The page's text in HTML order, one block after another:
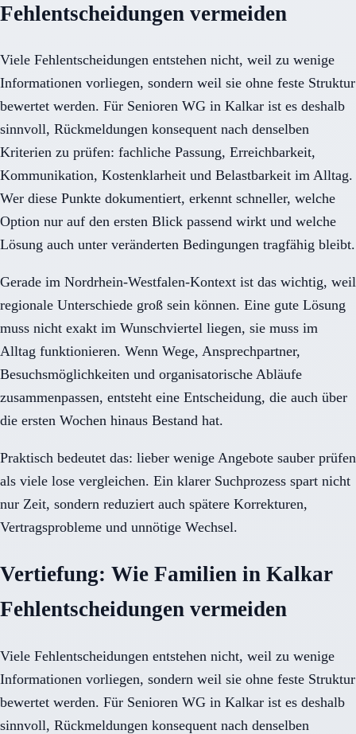
Fehlentscheidungen vermeiden
Viele Fehlentscheidungen entstehen nicht, weil zu wenige
Informationen vorliegen, sondern weil sie ohne feste Struktur
bewertet werden. Für Senioren WG in Kalkar ist es deshalb
sinnvoll, Rückmeldungen konsequent nach denselben
Kriterien zu prüfen: fachliche Passung, Erreichbarkeit,
Kommunikation, Kostenklarheit und Belastbarkeit im Alltag.
Wer diese Punkte dokumentiert, erkennt schneller, welche
Option nur auf den ersten Blick passend wirkt und welche
Lösung auch unter veränderten Bedingungen tragfähig bleibt.
Gerade im Nordrhein-Westfalen-Kontext ist das wichtig, weil
regionale Unterschiede groß sein können. Eine gute Lösung
muss nicht exakt im Wunschviertel liegen, sie muss im
Alltag funktionieren. Wenn Wege, Ansprechpartner,
Besuchsmöglichkeiten und organisatorische Abläufe
zusammenpassen, entsteht eine Entscheidung, die auch über
die ersten Wochen hinaus Bestand hat.
Praktisch bedeutet das: lieber wenige Angebote sauber prüfen
als viele lose vergleichen. Ein klarer Suchprozess spart nicht
nur Zeit, sondern reduziert auch spätere Korrekturen,
Vertragsprobleme und unnötige Wechsel.
Vertiefung: Wie Familien in Kalkar
Fehlentscheidungen vermeiden
Viele Fehlentscheidungen entstehen nicht, weil zu wenige
Informationen vorliegen, sondern weil sie ohne feste Struktur
bewertet werden. Für Senioren WG in Kalkar ist es deshalb
sinnvoll, Rückmeldungen konsequent nach denselben